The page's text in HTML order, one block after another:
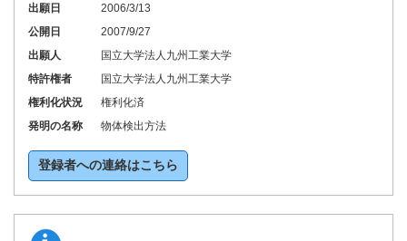
出願日
2006/3/13
公開日
2007/9/27
出願人
国立大学法人九州工業大学
特許権者
国立大学法人九州工業大学
権利化状況
権利化済
発明の名称
物体検出方法
登録者への連絡はこちら